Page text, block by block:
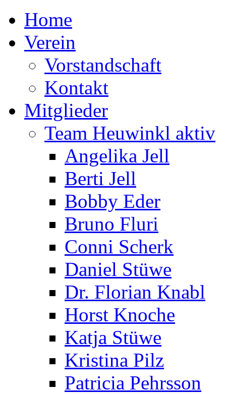
Home
Verein
Vorstandschaft
Kontakt
Mitglieder
Team Heuwinkl aktiv
Angelika Jell
Berti Jell
Bobby Eder
Bruno Fluri
Conni Scherk
Daniel Stüwe
Dr. Florian Knabl
Horst Knoche
Katja Stüwe
Kristina Pilz
Patricia Pehrsson